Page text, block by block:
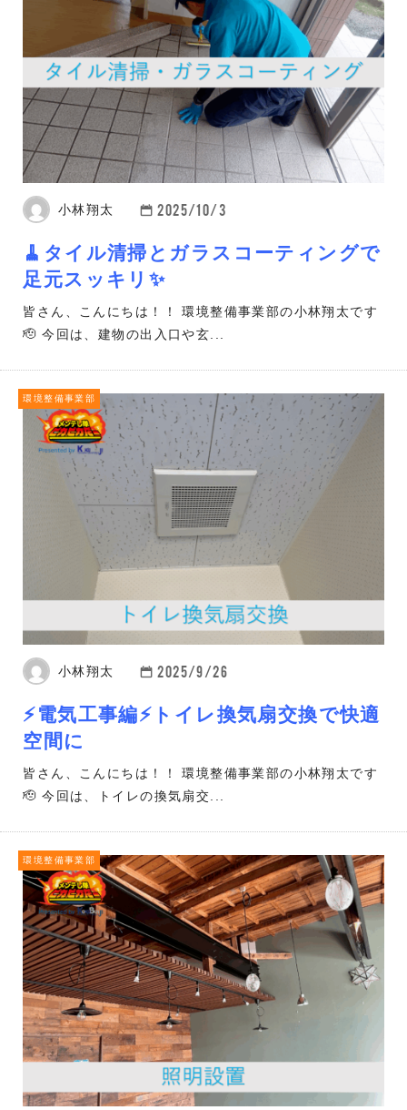
小林翔太 2025/10/3
🧹タイル清掃とガラスコーティングで
足元スッキリ✨
皆さん、こんにちは！！ 環境整備事業部の小林翔太です
🫡 今回は、建物の出入口や玄...
環境整備事業部
小林翔太 2025/9/26
⚡電気工事編⚡トイレ換気扇交換で快適
空間に
皆さん、こんにちは！！ 環境整備事業部の小林翔太です
🫡 今回は、トイレの換気扇交...
環境整備事業部